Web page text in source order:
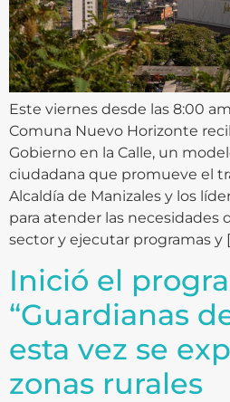
Este viernes desde las 8:00
Comuna Nuevo Horizonte
Gobierno en la Calle, un
ciudadana que promueve el
Alcaldía de Manizales y los
para atender las necesidades
sector y ejecutar programas y
Inició el
“Guardianas
esta vez se
zonas rurales